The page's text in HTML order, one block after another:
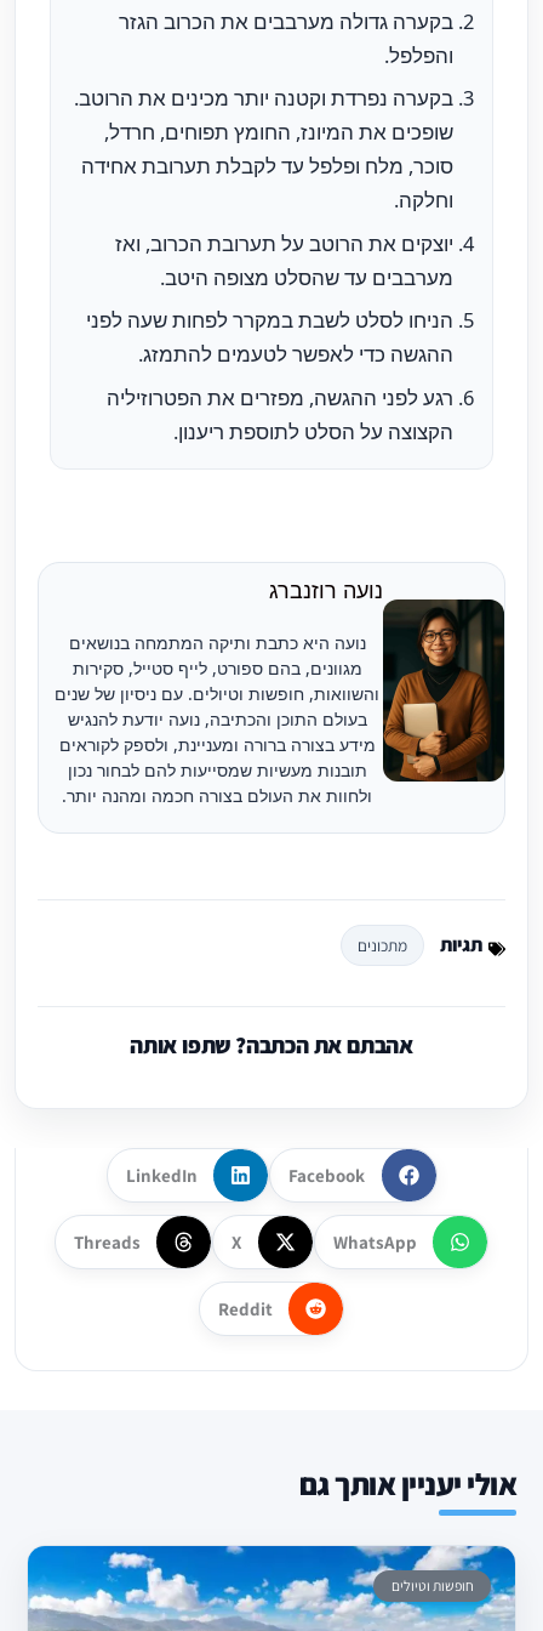
בקערה גדולה מערבבים את הכרוב הגזר
והפלפל.
בקערה נפרדת וקטנה יותר מכינים את הרוטב.
שופכים את המיונז, החומץ תפוחים, חרדל,
סוכר, מלח ופלפל עד לקבלת תערובת אחידה
וחלקה.
יוצקים את הרוטב על תערובת הכרוב, ואז
מערבבים עד שהסלט מצופה היטב.
הניחו לסלט לשבת במקרר לפחות שעה לפני
ההגשה כדי לאפשר לטעמים להתמזג.
רגע לפני ההגשה, מפזרים את הפטרוזיליה
הקצוצה על הסלט לתוספת ריענון.
נועה רוזנברג
נועה היא כתבת ותיקה המתמחה בנושאים
מגוונים, בהם ספורט, לייף סטייל, סקירות
והשוואות, חופשות וטיולים. עם ניסיון של שנים
בעולם התוכן והכתיבה, נועה יודעת להנגיש
מידע בצורה ברורה ומעניינת, ולספק לקוראים
תובנות מעשיות שמסייעות להם לבחור נכון
ולחוות את העולם בצורה חכמה ומהנה יותר.
תגיות מתכונים
אהבתם את הכתבה? שתפו אותה
Facebook
LinkedIn
WhatsApp
X
Threads
Reddit
אולי יעניין אותך גם
חופשות וטיולים